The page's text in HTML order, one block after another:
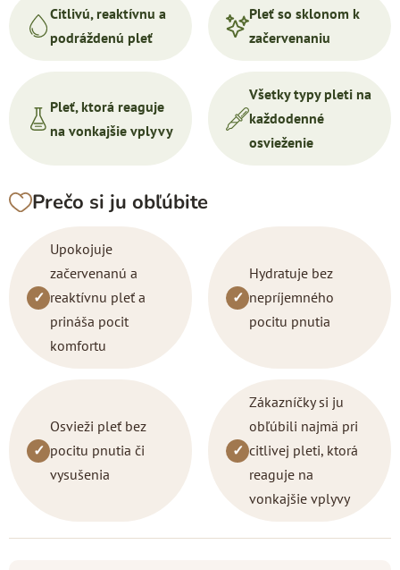
Citlivú, reaktívnu a
podráždenú pleť
Pleť so sklonom k
začervenaniu
Pleť, ktorá reaguje
na vonkajšie vplyvy
Všetky typy pleti na
každodenné
osvieženie
Prečo si ju obľúbite
✓
Upokojuje
začervenanú a
reaktívnu pleť a
prináša pocit
komfortu
✓
Hydratuje bez
nepríjemného
pocitu pnutia
✓
Osvieži pleť bez
pocitu pnutia či
vysušenia
✓
Zákazníčky si ju
obľúbili najmä pri
citlivej pleti, ktorá
reaguje na
vonkajšie vplyvy